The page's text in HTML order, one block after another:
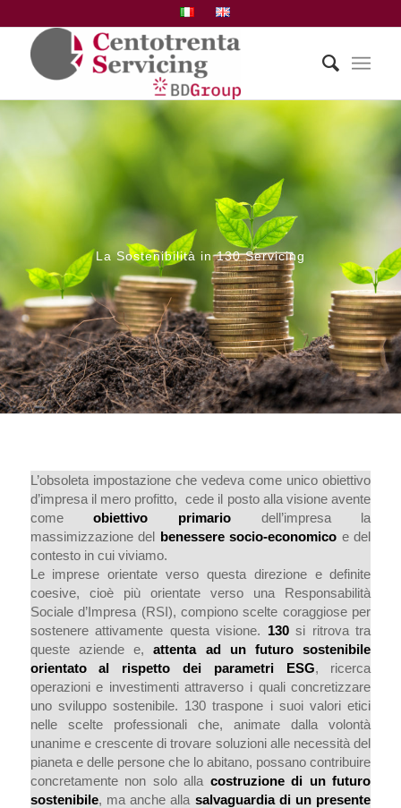
La Sostenibilità in 130 Servicing
L’obsoleta impostazione che vedeva come unico obiettivo
d’impresa il mero profitto, cede il posto alla visione avente
comeobiettivo primario dell’impresa la
massimizzazione del benessere socio-economico e del
contesto in cui viviamo.
Le imprese orientate verso questa direzione e definite
coesive, cioè più orientate verso una Responsabilità
Sociale d’Impresa (RSI), compiono scelte coraggiose per
sostenere attivamente questa visione. 130si ritrova tra
queste aziende e,attenta ad un futuro sostenibile
orientato al rispetto dei parametri ESG, ricerca
operazioni e investimenti attraverso i quali concretizzare
uno sviluppo sostenibile. 130 traspone i suoi valori etici
nelle scelte professionali che, animate dalla volontà
unanime e crescente di trovare soluzioni alle necessità del
pianeta e delle persone che lo abitano, possano contribuire
concretamente non solo alla costruzione di un futuro
sostenibile, ma anche alla salvaguardia di un presente